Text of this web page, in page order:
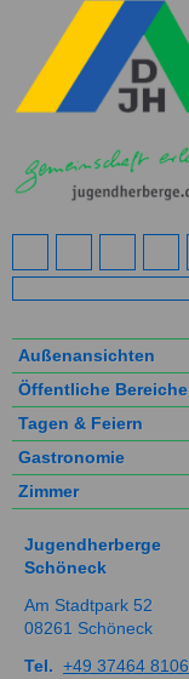
Außenansichten
Öffentliche Bereiche
Tagen & Feiern
Gastronomie
Zimmer
Jugendherberge
Schöneck
Am Stadtpark 52
08261 Schöneck
Tel. +49 37464 8106